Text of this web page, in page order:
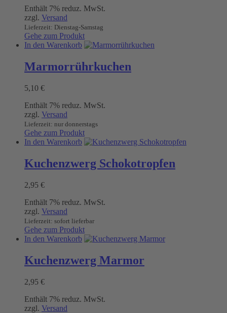
Enthält 7% reduz. MwSt.
zzgl. Versand
Lieferzeit: Dienstag-Samstag
Gehe zum Produkt
In den Warenkorb
Marmorrührkuchen
5,10 €
Enthält 7% reduz. MwSt.
zzgl. Versand
Lieferzeit: nur donnerstags
Gehe zum Produkt
In den Warenkorb
Kuchenzwerg Schokotropfen
2,95 €
Enthält 7% reduz. MwSt.
zzgl. Versand
Lieferzeit: sofort lieferbar
Gehe zum Produkt
In den Warenkorb
Kuchenzwerg Marmor
2,95 €
Enthält 7% reduz. MwSt.
zzgl. Versand